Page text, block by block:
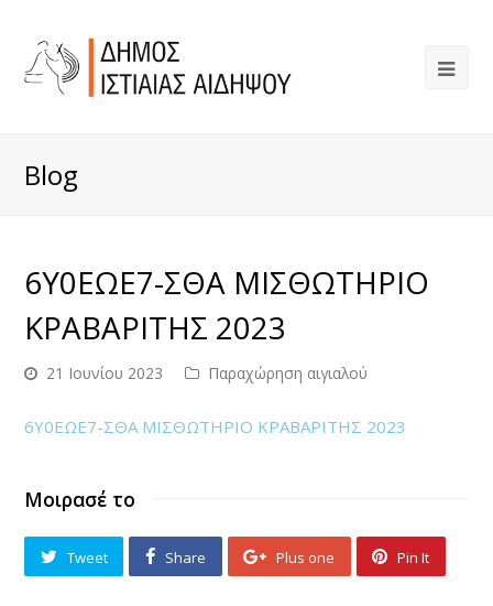
Blog
6Υ0ΕΩΕ7-ΣΘΑ ΜΙΣΘΩΤΗΡΙΟ
ΚΡΑΒΑΡΙΤΗΣ 2023
21 Ιουνίου 2023 Παραχώρηση αιγιαλού
6Υ0ΕΩΕ7-ΣΘΑ ΜΙΣΘΩΤΗΡΙΟ ΚΡΑΒΑΡΙΤΗΣ 2023
Μοιρασέ το
Tweet Share Plus one Pin It